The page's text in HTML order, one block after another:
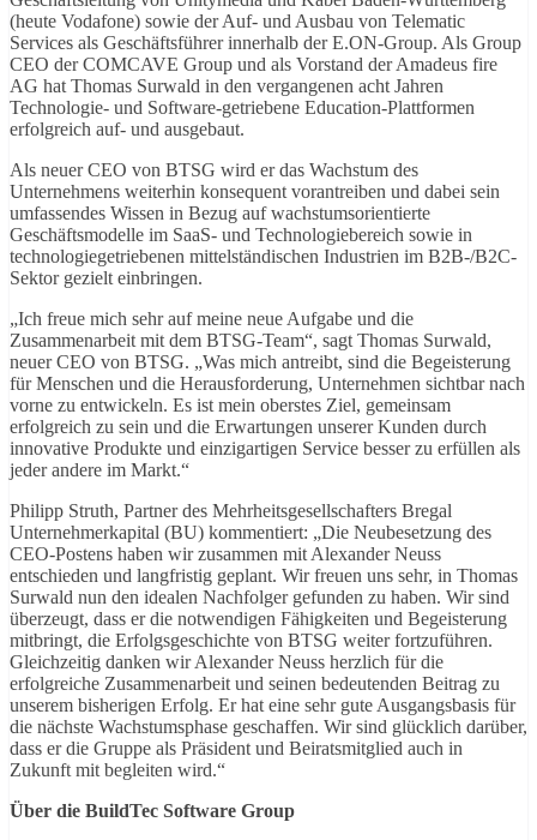
(heute Vodafone) sowie der Auf- und Ausbau von Telematic
Services als Geschäftsführer innerhalb der E.ON-Group. Als Group
CEO der COMCAVE Group und als Vorstand der Amadeus fire
AG hat Thomas Surwald in den vergangenen acht Jahren
Technologie- und Software-getriebene Education-Plattformen
erfolgreich auf- und ausgebaut.
Als neuer CEO von BTSG wird er das Wachstum des
Unternehmens weiterhin konsequent vorantreiben und dabei sein
umfassendes Wissen in Bezug auf wachstumsorientierte
Geschäftsmodelle im SaaS- und Technologiebereich sowie in
technologiegetriebenen mittelständischen Industrien im B2B-/B2C-
Sektor gezielt einbringen.
„Ich freue mich sehr auf meine neue Aufgabe und die
Zusammenarbeit mit dem BTSG-Team“, sagt Thomas Surwald,
neuer CEO von BTSG. „Was mich antreibt, sind die Begeisterung
für Menschen und die Herausforderung, Unternehmen sichtbar nach
vorne zu entwickeln. Es ist mein oberstes Ziel, gemeinsam
erfolgreich zu sein und die Erwartungen unserer Kunden durch
innovative Produkte und einzigartigen Service besser zu erfüllen als
jeder andere im Markt.“
Philipp Struth, Partner des Mehrheitsgesellschafters Bregal
Unternehmerkapital (BU) kommentiert: „Die Neubesetzung des
CEO-Postens haben wir zusammen mit Alexander Neuss
entschieden und langfristig geplant. Wir freuen uns sehr, in Thomas
Surwald nun den idealen Nachfolger gefunden zu haben. Wir sind
überzeugt, dass er die notwendigen Fähigkeiten und Begeisterung
mitbringt, die Erfolgsgeschichte von BTSG weiter fortzuführen.
Gleichzeitig danken wir Alexander Neuss herzlich für die
erfolgreiche Zusammenarbeit und seinen bedeutenden Beitrag zu
unserem bisherigen Erfolg. Er hat eine sehr gute Ausgangsbasis für
die nächste Wachstumsphase geschaffen. Wir sind glücklich darüber,
dass er die Gruppe als Präsident und Beiratsmitglied auch in
Zukunft mit begleiten wird.“
Über die BuildTec Software Group